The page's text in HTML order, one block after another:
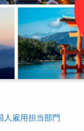
人雇用担当部門